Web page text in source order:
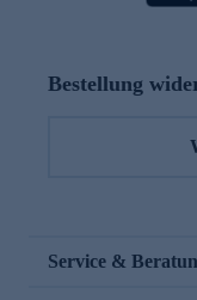
Bestellung
Service &